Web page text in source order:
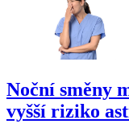
Noční směny
vyšší riziko